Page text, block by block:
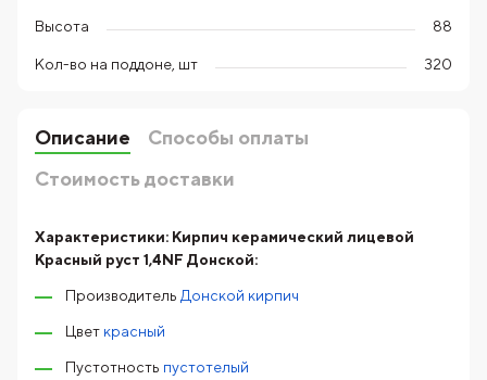
Высота 88
Кол-во на поддоне, шт 320
Описание
Способы оплаты
Стоимость доставки
Характеристики: Кирпич керамический лицевой
Красный руст 1,4NF Донской:
Производитель Донской кирпич
Цвет красный
Пустотность пустотелый